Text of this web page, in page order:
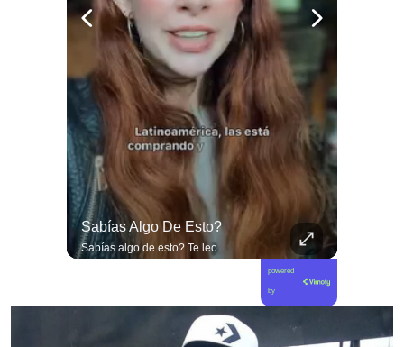
Sabías Algo De Esto?
Sabías algo de esto? Te leo.
powered
by